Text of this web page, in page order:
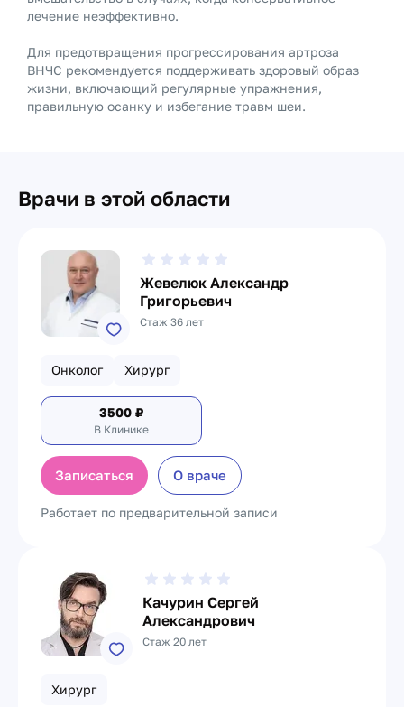
лечение неэффективно.
Для предотвращения прогрессирования артроза
ВНЧС рекомендуется поддерживать здоровый образ
жизни, включающий регулярные упражнения,
правильную осанку и избегание травм шеи.
Врачи в этой области
Жевелюк Александр
Григорьевич
Стаж 36 лет
Онколог Хирург
3500 ₽
В Клинике
Записаться О враче
Работает по предварительной записи
Качурин Сергей
Александрович
Стаж 20 лет
Хирург